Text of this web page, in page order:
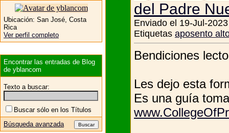
del Padre
Enviado el 19-Jul-
Etiquetas aposento
Bendiciones
Les dejo esta
Es una guía
Ubicación: San José, Costa
Rica
Ver perfil completo
Encontrar las entradas de Blog
de yblancom
Texto a buscar:
Buscar sólo en los Títulos
Búsqueda avanzada